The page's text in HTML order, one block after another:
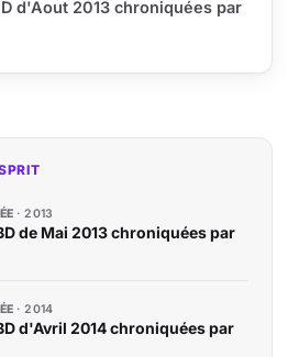
d'Aout 2013 chroniquées par
2013
de Mai 2013 chroniquées par
2014
d'Avril 2014 chroniquées par